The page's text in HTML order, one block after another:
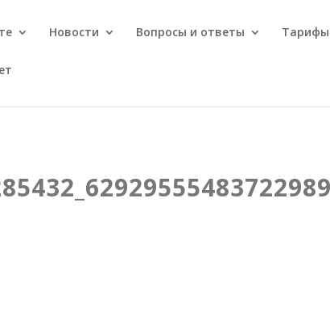
Новости Вопросы и ответы Тарифы